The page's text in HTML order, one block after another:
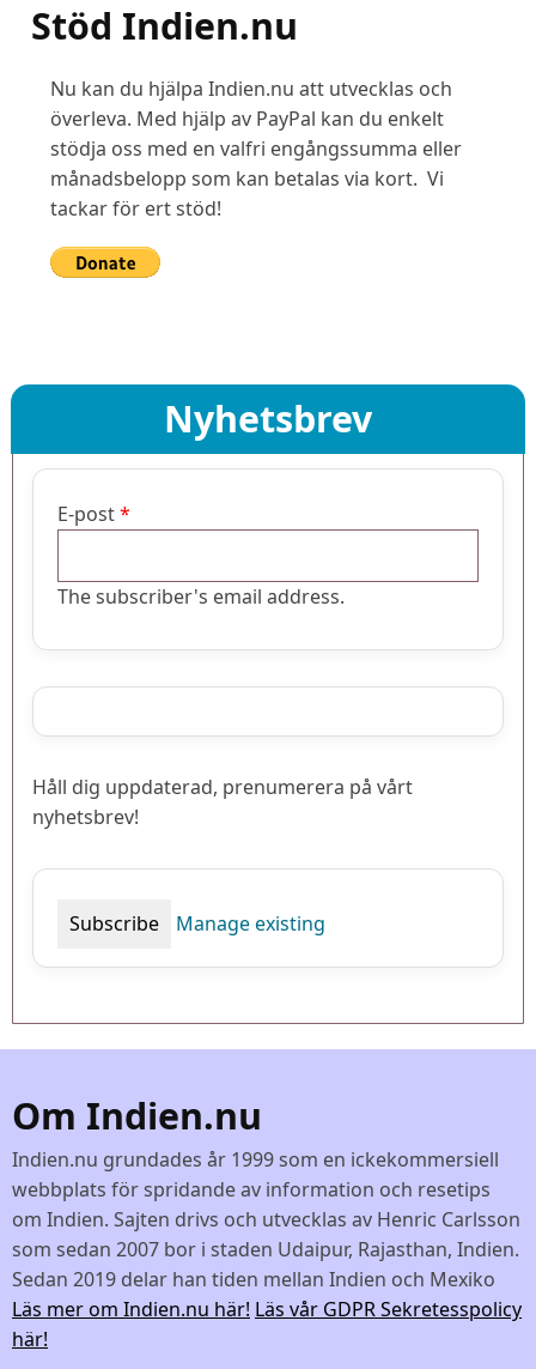
Stöd Indien.nu
Nu kan du hjälpa Indien.nu att utvecklas och
överleva. Med hjälp av PayPal kan du enkelt
stödja oss med en valfri engångssumma eller
månadsbelopp som kan betalas via kort. Vi
tackar för ert stöd!
Nyhetsbrev
E-post
The subscriber's email address.
Håll dig uppdaterad, prenumerera på vårt
nyhetsbrev!
Manage existing
Om Indien.nu
Indien.nu grundades år 1999 som en ickekommersiell
webbplats för spridande av information och resetips
om Indien. Sajten drivs och utvecklas av Henric Carlsson
som sedan 2007 bor i staden Udaipur, Rajasthan, Indien.
Sedan 2019 delar han tiden mellan Indien och Mexiko
Läs mer om Indien.nu här! Läs vår GDPR Sekretesspolicy
här!